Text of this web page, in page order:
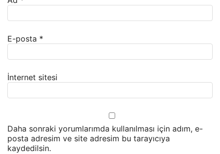
E-posta *
İnternet sitesi
Daha sonraki yorumlarımda kullanılması için adım, e-
posta adresim ve site adresim bu tarayıcıya
kaydedilsin.